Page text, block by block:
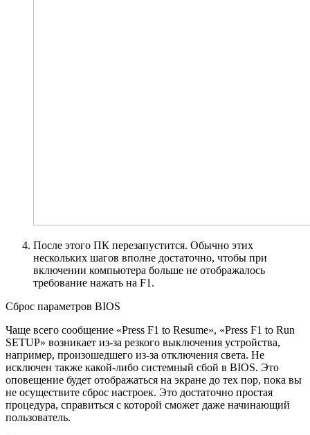
После этого ПК перезапустится. Обычно этих
нескольких шагов вполне достаточно, чтобы при
включении компьютера больше не отображалось
требование нажать на F1.
Сброс параметров BIOS
Чаще всего сообщение «Press F1 to Resume», «Press F1 to Run
SETUP» возникает из-за резкого выключения устройства,
например, произошедшего из-за отключения света. Не
исключен также какой-либо системный сбой в BIOS. Это
оповещение будет отображаться на экране до тех пор, пока вы
не осуществите сброс настроек. Это достаточно простая
процедура, справиться с которой сможет даже начинающий
пользователь.